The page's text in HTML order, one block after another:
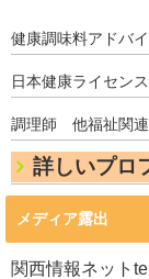
健康調味料アドバ
日本健康ライセン
調理師 他福祉関
詳しいプロ
メディア露出
関西情報ネット